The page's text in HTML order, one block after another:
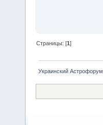
Страницы: [1]
Украинский Астрофорум